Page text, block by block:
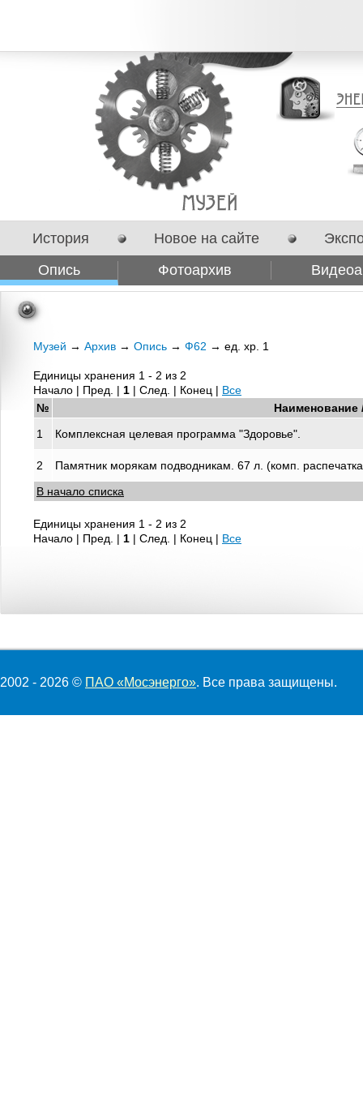
История Новое на сайте
Опись
Фотоархив
Сотрудничество
Музей → Архив → Опись → Ф62 → ед. хр. 1
Единицы хранения 1 - 2 из 2
Начало | Пред. | 1 | След. | Конец | Все
№
Наименование
1
Комплексная целевая программа "Здоровье".
2
Памятник морякам подводникам. 67 л. (комп.
В начало списка
Единицы хранения 1 - 2 из 2
Начало | Пред. | 1 | След. | Конец | Все
2002 - 2026 © ПАО «Мосэнерго». Все права защищены.